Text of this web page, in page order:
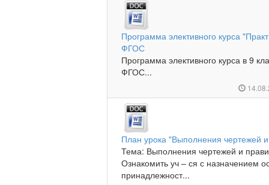
Программа элективного курса
ФГОС
Программа элективного курса в 9
ФГОС...
План урока "Выполнения чертежей
Тема: Выполнения чертежей и
Ознакомить уч – ся с назначением
принадлежност...